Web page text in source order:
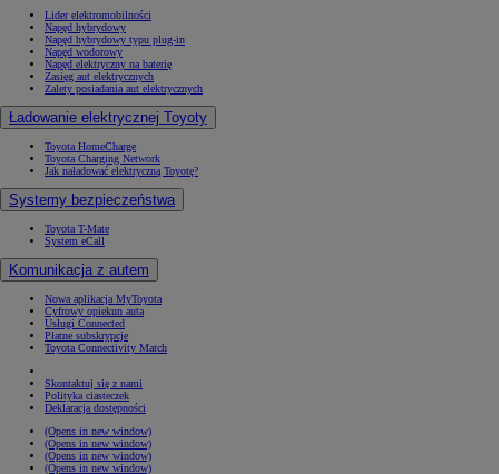
Lider elektromobilności
Napęd hybrydowy
Napęd hybrydowy typu plug-in
Napęd wodorowy
Napęd elektryczny na baterię
Zasięg aut elektrycznych
Zalety posiadania aut elektrycznych
Ładowanie elektrycznej Toyoty
Toyota HomeCharge
Toyota Charging Network
Jak naładować elektryczną Toyotę?
Systemy bezpieczeństwa
Toyota T-Mate
System eCall
Komunikacja z autem
Nowa aplikacja MyToyota
Cyfrowy opiekun auta
Usługi Connected
Płatne subskrypcje
Toyota Connectivity Match
Skontaktuj się z nami
Polityka ciasteczek
Deklaracja dostępności
(Opens in new window)
(Opens in new window)
(Opens in new window)
(Opens in new window)